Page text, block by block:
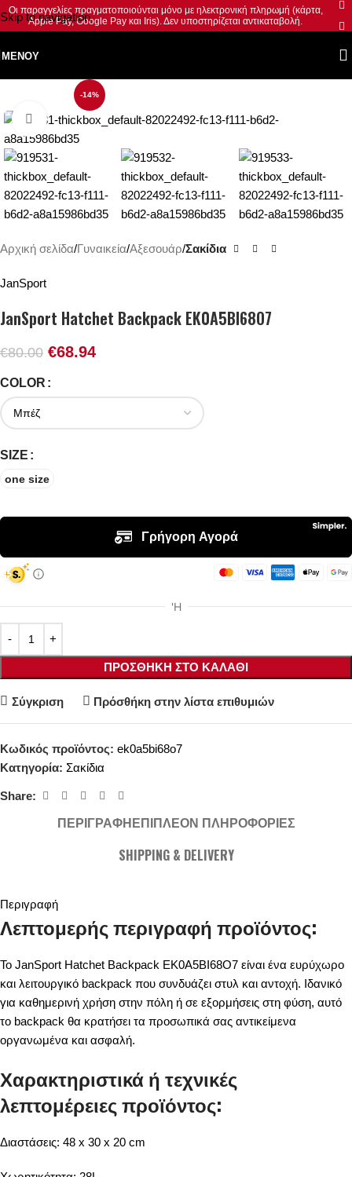
Skip to navigation
Skip to main content
Οι παραγγελίες πραγματοποιούνται μόνο με ηλεκτρονική πληρωμή (κάρτα,
Apple Pay, Google Pay και Iris). Δεν υποστηρίζεται αντικαταβολή.
ΜΕΝΟΎ
-14%
Κλικ για μεγέθυνση
Αρχική σελίδα Γυναικεία Αξεσουάρ Σακίδια
JanSport
JanSport Hatchet Backpack EK0A5BI68O7
€80.00 €68.94
COLOR
SIZE
one size
ΠΡΟΣΘΉΚΗ ΣΤΟ ΚΑΛΆΘΙ
Σύγκριση Πρόσθήκη στην λίστα επιθυμιών
Κωδικός προϊόντος: ek0a5bi68o7
Κατηγορία: Σακίδια
Share:
ΠΕΡΙΓΡΑΦΉΕΠΙΠΛΈΟΝ ΠΛΗΡΟΦΟΡΊΕΣ
SHIPPING & DELIVERY
Περιγραφή
Λεπτομερής περιγραφή προϊόντος:
Το JanSport Hatchet Backpack EK0A5BI68O7 είναι ένα ευρύχωρο
και λειτουργικό backpack που συνδυάζει στυλ και αντοχή. Ιδανικό
για καθημερινή χρήση στην πόλη ή σε εξορμήσεις στη φύση, αυτό
το backpack θα κρατήσει τα προσωπικά σας αντικείμενα
οργανωμένα και ασφαλή.
Χαρακτηριστικά ή τεχνικές
λεπτομέρειες προϊόντος:
Διαστάσεις: 48 x 30 x 20 cm